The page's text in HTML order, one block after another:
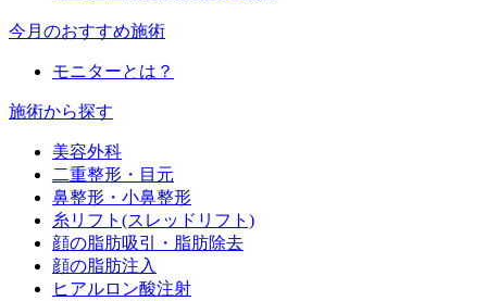
今月のおすすめ施術
モニターとは？
施術から探す
美容外科
二重整形・目元
鼻整形・小鼻整形
糸リフト(スレッドリフト)
顔の脂肪吸引・脂肪除去
顔の脂肪注入
ヒアルロン酸注射